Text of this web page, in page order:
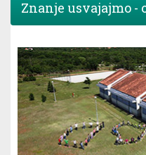
Znanje usvajajmo -